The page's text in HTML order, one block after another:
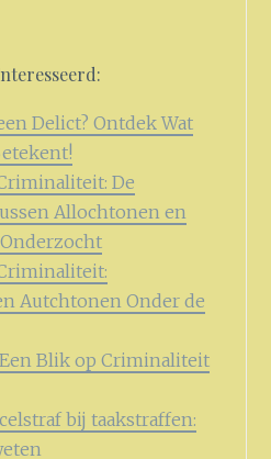
Delict? Ontdek Wat
De
Allochtonen en
Autchtonen Onder de
Blik op Criminaliteit
bij taakstraffen: